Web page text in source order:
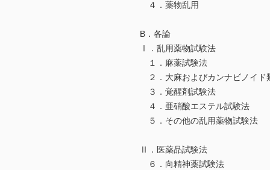
４．薬物乱用
B．各論
Ⅰ．乱用薬物試験法
１．麻薬試験法
２．大麻およびカンナビノイド
３．覚醒剤試験法
４．亜硝酸エステル試験法
５．その他の乱用薬物試験法
Ⅱ．医薬品試験法
６．向精神薬試験法